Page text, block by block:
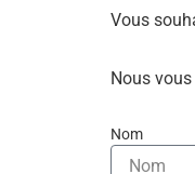
Vous
Nous
Nom